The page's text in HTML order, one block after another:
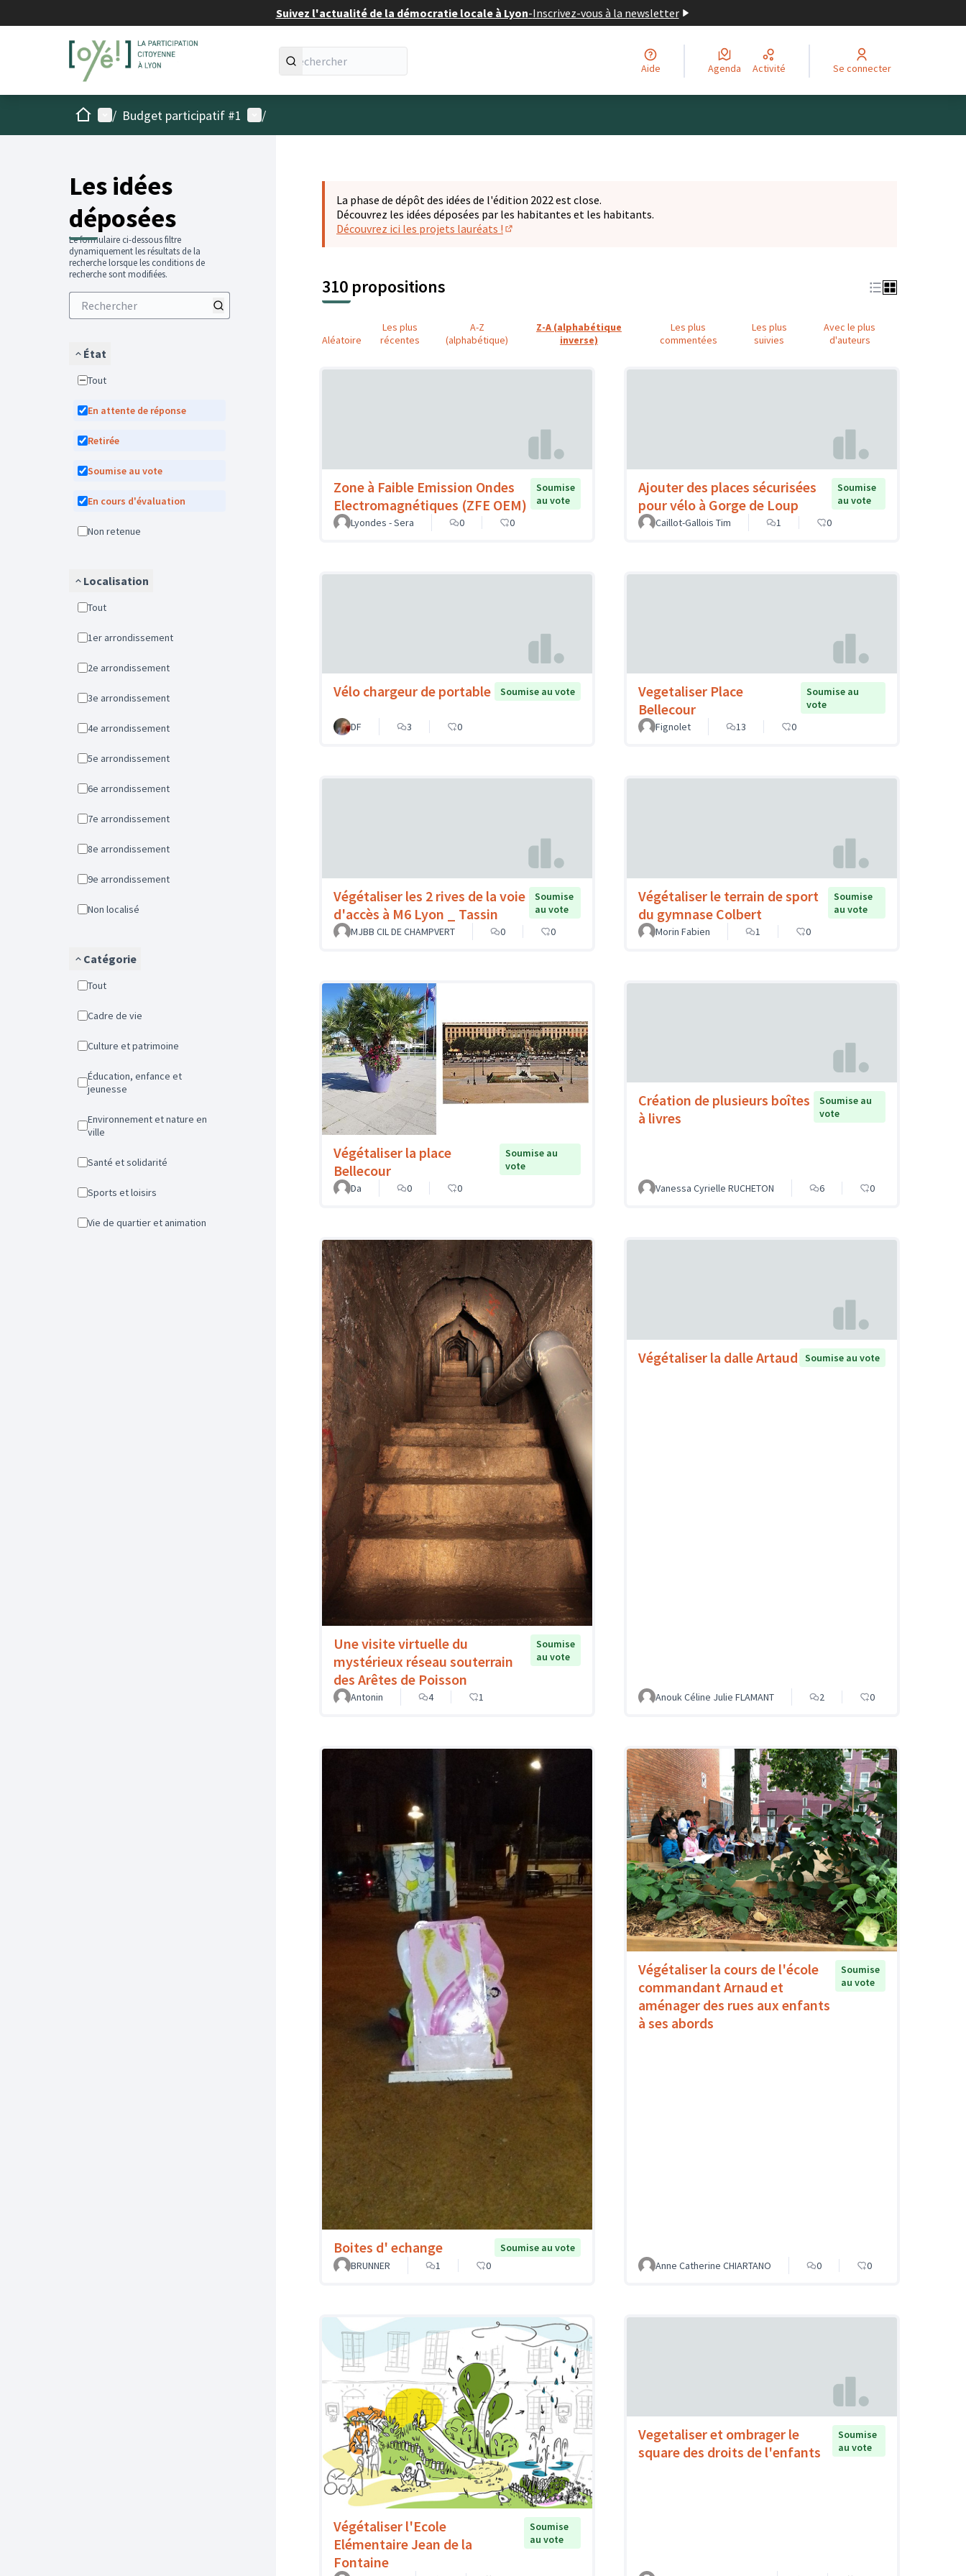
Suivez l'actualité de la démocratie locale à Lyon-Inscrivez-vous à la newsletter
Aide Agenda Activité Se connecter
AccueilMenu principal
/ Budget participatif #1 Menu utilisateur
/
Les idées
déposées
Le formulaire ci-dessous filtre
dynamiquement les résultats de la
recherche lorsque les conditions de
recherche sont modifiées.
État
Tout
En attente de réponse
Retirée
Soumise au vote
En cours d'évaluation
Non retenue
Localisation
Tout
1er arrondissement
2e arrondissement
3e arrondissement
4e arrondissement
5e arrondissement
6e arrondissement
7e arrondissement
8e arrondissement
9e arrondissement
Non localisé
Catégorie
Tout
Cadre de vie
Culture et patrimoine
Éducation, enfance et
jeunesse
Environnement et nature en
ville
Santé et solidarité
Sports et loisirs
Vie de quartier et animation
La phase de dépôt des idées de l'édition 2022 est close.
Découvrez les idées déposées par les habitantes et les habitants.
Découvrez ici les projets lauréats !
310 propositions
Aléatoire
Les plus
récentes
A-Z
(alphabétique)
Z-A (alphabétique
inverse)
Les plus
commentées
Les plus
suivies
Avec le plus
d'auteurs
Zone à Faible Emission Ondes
Electromagnétiques (ZFE OEM)
Soumise
au vote
Lyondes - Sera
0 0
Ajouter des places sécurisées
pour vélo à Gorge de Loup
Soumise
au vote
Caillot-Gallois Tim
1 0
Vélo chargeur de portable Soumise au vote
DF 3 0
Vegetaliser Place
Bellecour
Soumise au
vote
Fignolet
13 0
Végétaliser les 2 rives de la voie
d'accès à M6 Lyon _ Tassin
Soumise
au vote
MJBB CIL DE CHAMPVERT
0 0
Végétaliser le terrain de sport
du gymnase Colbert
Soumise
au vote
Morin Fabien
1 0
Végétaliser la place
Bellecour
Soumise au
vote
Da
0 0
Création de plusieurs boîtes
à livres
Soumise au
vote
Vanessa Cyrielle RUCHETON 6 0
Une visite virtuelle du
mystérieux réseau souterrain
des Arêtes de Poisson
Soumise
au vote
Antonin 4 1
Végétaliser la dalle Artaud Soumise au vote
Anouk Céline Julie FLAMANT 2 0
Boites d' echange
Soumise au vote
BRUNNER
1 0
Végétaliser la cours de l'école
commandant Arnaud et
aménager des rues aux enfants
à ses abords
Soumise
au vote
Anne Catherine CHIARTANO 0 0
Végétaliser l'Ecole
Elémentaire Jean de la
Fontaine
Soumise
au vote
Vegetaliser et ombrager le
square des droits de l'enfants
Soumise
au vote